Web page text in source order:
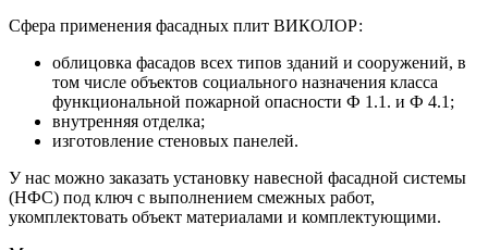
Сфера применения фасадных плит ВИКОЛОР:
облицовка фасадов всех типов зданий и сооружений, в
том числе объектов социального назначения класса
функциональной пожарной опасности Ф 1.1. и Ф 4.1;
внутренняя отделка;
изготовление стеновых панелей.
У нас можно заказать установку навесной фасадной системы
(НФС) под ключ с выполнением смежных работ,
укомплектовать объект материалами и комплектующими.